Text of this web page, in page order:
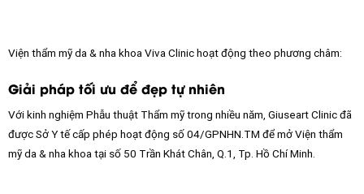
Viện thẩm mỹ da & nha khoa Viva Clinic hoạt động theo phương châm:
Giải pháp tối ưu để đẹp tự nhiên
Với kinh nghiệm Phẫu thuật Thẩm mỹ trong nhiều năm, Giuseart Clinic đã
được Sở Y tế cấp phép hoạt động số 04/GPNHN.TM để mở Viện thẩm
mỹ da & nha khoa tại số 50 Trần Khát Chân, Q.1, Tp. Hồ Chí Minh.